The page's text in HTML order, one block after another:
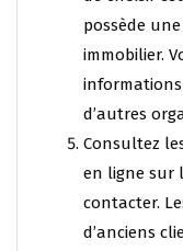
possède
immobilier.
informations
d’autres
Consultez
en ligne sur
contacter.
d’anciens